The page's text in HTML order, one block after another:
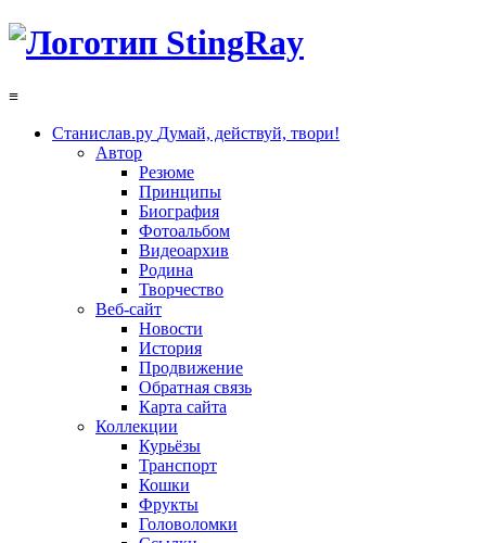
≡
Станислав.ру Думай, действуй, твори!
Автор
Резюме
Принципы
Биография
Фотоальбом
Видеоархив
Родина
Творчество
Веб-сайт
Новости
История
Продвижение
Обратная связь
Карта сайта
Коллекции
Курьёзы
Транспорт
Кошки
Фрукты
Головоломки